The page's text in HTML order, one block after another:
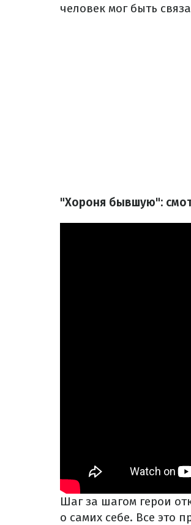
человек мог быть
"Хороня бывшую":
Шаг за шагом герои
о самих себе. Все это